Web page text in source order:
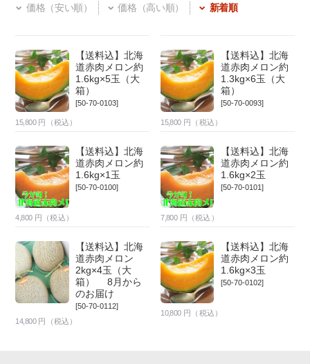
価格（安い順） 価格（高い順） 新着順
【送料込】北海
道赤肉メロン約
1.6kg×5玉（大
箱）
[50-70-0103]
15,800 円（税込）
【送料込】北海
道赤肉メロン約
1.3kg×6玉（大
箱）
[50-70-0093]
15,800 円（税込）
【送料込】北海
道赤肉メロン約
1.6kg×1玉
[50-70-0100]
4,800 円（税込）
【送料込】北海
道赤肉メロン約
1.6kg×2玉
[50-70-0101]
7,800 円（税込）
【送料込】北海
道赤肉メロン
2kg×4玉（大
箱） 8月から
のお届け
[50-70-0112]
14,800 円（税込）
【送料込】北海
道赤肉メロン約
1.6kg×3玉
[50-70-0102]
10,800 円（税込）